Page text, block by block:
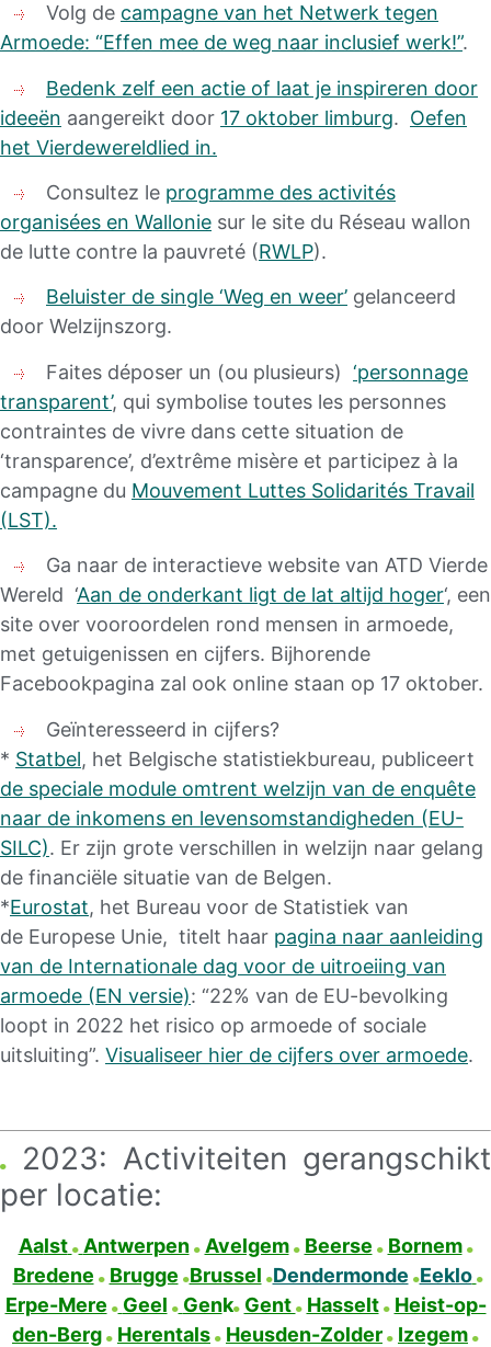
Volg de campagne van het Netwerk tegen
Armoede: “Effen mee de weg naar inclusief werk!”.
Bedenk zelf een actie of laat je inspireren door
ideeën aangereikt door 17 oktober limburg. Oefen
het Vierdewereldlied in.
Consultez le programme des activités
organisées en Wallonie sur le site du Réseau wallon
de lutte contre la pauvreté (RWLP).
Beluister de single ‘Weg en weer’ gelanceerd
door Welzijnszorg.
Faites déposer un (ou plusieurs) ‘personnage
transparent’, qui symbolise toutes les personnes
contraintes de vivre dans cette situation de
‘transparence’, d’extrême misère et participez à la
campagne du Mouvement Luttes Solidarités Travail
(LST).
Ga naar de interactieve website van ATD Vierde
Wereld ‘Aan de onderkant ligt de lat altijd hoger‘, een
site over vooroordelen rond mensen in armoede,
met getuigenissen en cijfers. Bijhorende
Facebookpagina zal ook online staan op 17 oktober.
Geïnteresseerd in cijfers?
* Statbel, het Belgische statistiekbureau, publiceert
de speciale module omtrent welzijn van de enquête
naar de inkomens en levensomstandigheden (EU-
SILC). Er zijn grote verschillen in welzijn naar gelang
de financiële situatie van de Belgen.
*Eurostat, het Bureau voor de Statistiek van
de Europese Unie, titelt haar pagina naar aanleiding
van de Internationale dag voor de uitroeiing van
armoede (EN versie): “22% van de EU-bevolking
loopt in 2022 het risico op armoede of sociale
uitsluiting”. Visualiseer hier de cijfers over armoede.
2023: Activiteiten gerangschikt
per locatie:
Aalst Antwerpen Avelgem Beerse
Bornem
Bredene
Brugge Brussel Dendermonde Eeklo
Erpe-Mere
Geel Genk Gent Hasselt
Heist-op-
den-Berg
Herentals Heusden-Zolder Izegem